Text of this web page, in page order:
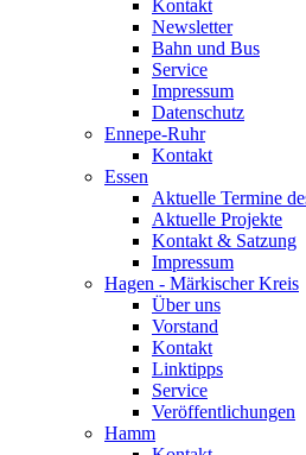
Kontakt
Newsletter
Bahn und Bus
Service
Impressum
Datenschutz
Ennepe-Ruhr
Kontakt
Essen
Aktuelle Termine
Aktuelle Projekte
Kontakt & Satzung
Impressum
Hagen - Märkischer Kreis
Über uns
Vorstand
Kontakt
Linktipps
Service
Veröffentlichungen
Hamm